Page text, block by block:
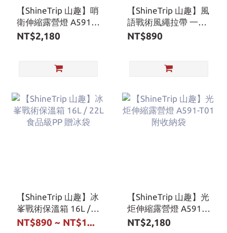
【ShineTrip 山趣】哨
衛伸縮露營燈 A591-
T01 附收納袋、三腳
NT$2,180
【ShineTrip 山趣】風
語戰術風繩拉帶 一組
2入 附收納網袋
NT$890
【ShineTrip 山趣】冰
峯戰術保溫箱 16L /
22L 食品級PP 贈冰袋
NT$890 ~ NT$1...
【ShineTrip 山趣】光
炬伸縮露營燈 A591-
T01 附收納袋
NT$2,180